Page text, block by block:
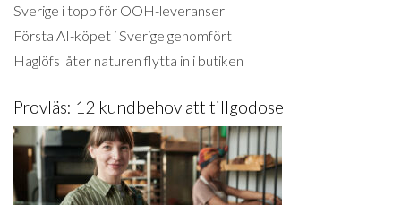
Sverige i topp för OOH-leveranser
Första AI-köpet i Sverige genomfört
Haglöfs låter naturen flytta in i butiken
Provläs: 12 kundbehov att tillgodose